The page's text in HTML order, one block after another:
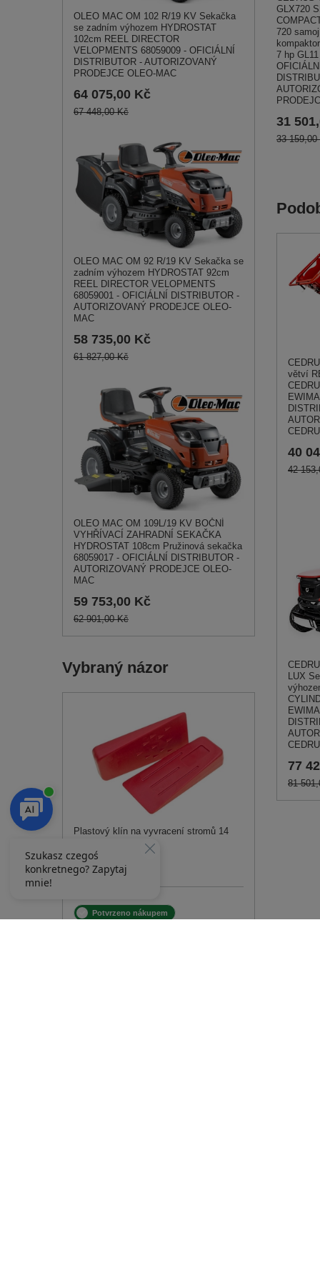
OLEO MAC OM 102 R/19 KV Sekačka
se zadním výhozem HYDROSTAT
102cm REEL DIRECTOR
VELOPMENTS 68059009 - OFICIÁLNÍ
DISTRIBUTOR - AUTORIZOVANÝ
PRODEJCE OLEO-MAC
64 075,00 Kč
67 448,00 Kč
OLEO MAC OM 92 R/19 KV Sekačka se
zadním výhozem HYDROSTAT 92cm
REEL DIRECTOR VELOPMENTS
68059001 - OFICIÁLNÍ DISTRIBUTOR -
AUTORIZOVANÝ PRODEJCE OLEO-
MAC
58 735,00 Kč
61 827,00 Kč
OLEO MAC OM 109L/19 KV BOČNÍ
VYHŘÍVACÍ ZAHRADNÍ SEKAČKA
HYDROSTAT 108cm Pružinová sekačka
68059017 - OFICIÁLNÍ DISTRIBUTOR -
AUTORIZOVANÝ PRODEJCE OLEO-
MAC
59 753,00 Kč
62 901,00 Kč
Vybraný názor
Plastový klín na vyvracení stromů 14
134,00 Kč
Potvrzeno nákupem
GLX720
720
7 hp
31
33 159,00
větví
40
42
LUX
77
81